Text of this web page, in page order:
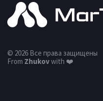
© 2026 Все права защищены
From Zhukovwith ❤️